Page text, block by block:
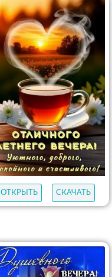
ОТКРЫТЬ СКАЧАТЬ